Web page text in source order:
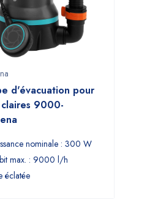
d'évacuation pour
9000-
nominale : 300 W
max. : 9000 l/h
éclatée